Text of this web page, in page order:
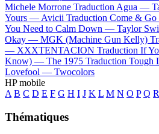
Michele Morrone Traduction Agua —
Yours —Avicii Traduction Come &
You Need to Calm Down — Taylor
Okay — MGK (Machine Gun Kelly)
— XXXTENTACION Traduction If
Know) — The 1975 Traduction
Lovefool — Twocolors
HP mobile
A B C D E F G H I J K L M N O P Q R
Thématiques